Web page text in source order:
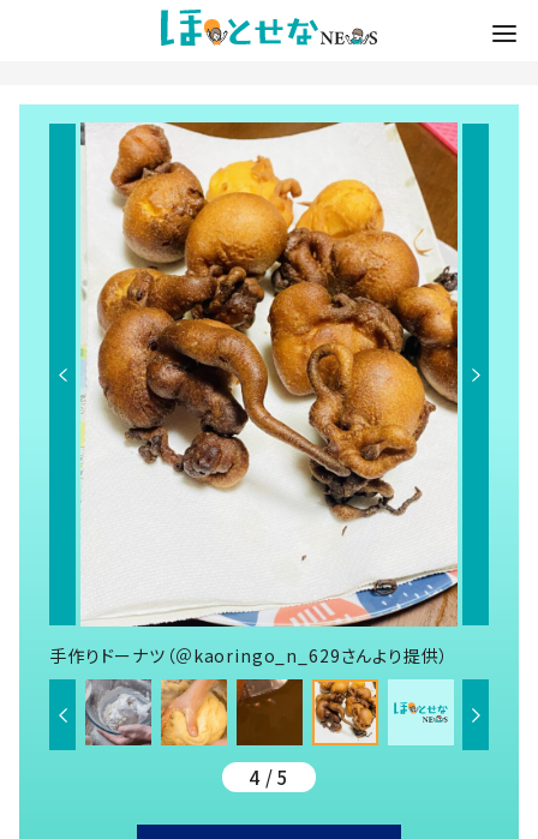
手作りドーナツ（＠kaoringo_n_629さんより提供）
4 / 5